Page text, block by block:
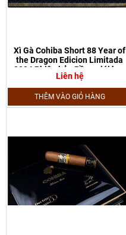
Xì Gà Cohiba Short 88 Year of
the Dragon Edicion Limitada
2024 Phiên bản Rồng giới hạn
Liên hệ
THÊM VÀO GIỎ HÀNG